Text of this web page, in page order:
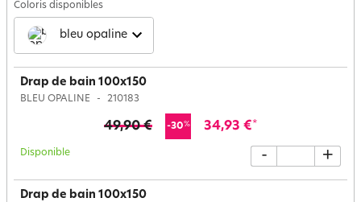
Coloris disponibles
bleu opaline
Drap de bain 100x150
BLEU OPALINE 210183
49,90 € -30% 34,93 €*
Disponible - +
Drap de bain 100x150